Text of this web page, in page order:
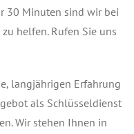
30 Minuten sind wir bei
helfen. Rufen Sie uns
langjährigen Erfahrung
als Schlüsseldienst
Wir stehen Ihnen in